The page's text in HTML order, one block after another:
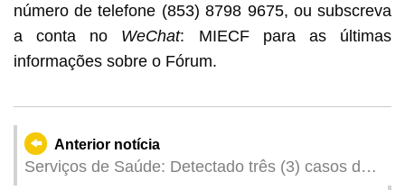
número de telefone (853) 8798 9675, ou subscreva
a conta no WeChat: MIECF para as últimas
informações sobre o Fórum.
Anterior notícia
Serviços de Saúde: Detectado três (3) casos de